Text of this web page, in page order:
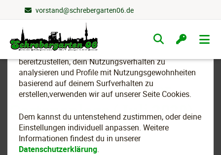
Wir nutzen Cookies
Um essenzielle Funktionen dieser Webseite
bereitzustellen, dein Nutzungsverhalten zu
analysieren und Profile mit Nutzungsgewohnheiten
basierend auf deinem Surfverhalten zu
erstellen,verwenden wir auf unserer Seite Cookies.
Dem kannst du untenstehend zustimmen, oder deine
Einstellungen individuell anpassen. Weitere
Informationen findest du in unserer
Datenschutzerklärung.
vorstand@schrebergarten06.de
Navigation
überspringen
Impressionen aus der
Gartenanlage (Juli 2020)